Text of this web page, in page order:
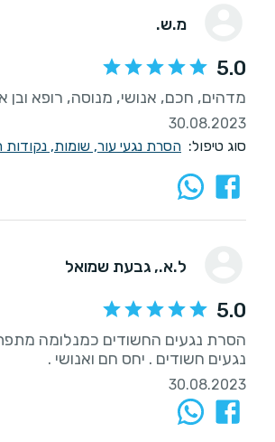
מ.ש.
5.0
מדהים, חכם, אנושי, מנוסה, רופא ובן
30.08.2023
סוג טיפול: הסרת נגעי עור, שומות, נקודות
ל.א., גבעת שמואל
5.0
הסרת נגעים החשודים כמנלומה
נגעים חשודים . יחס חם ואנושי .
30.08.2023